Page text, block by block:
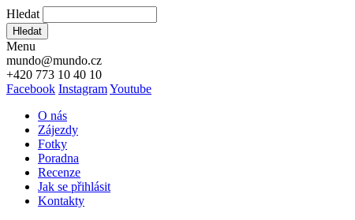
Hledat
Hledat
Menu
mundo@mundo.cz
+420 773 10 40 10
Facebook InstagramYoutube
O nás
Zájezdy
Fotky
Poradna
Recenze
Jak se přihlásit
Kontakty